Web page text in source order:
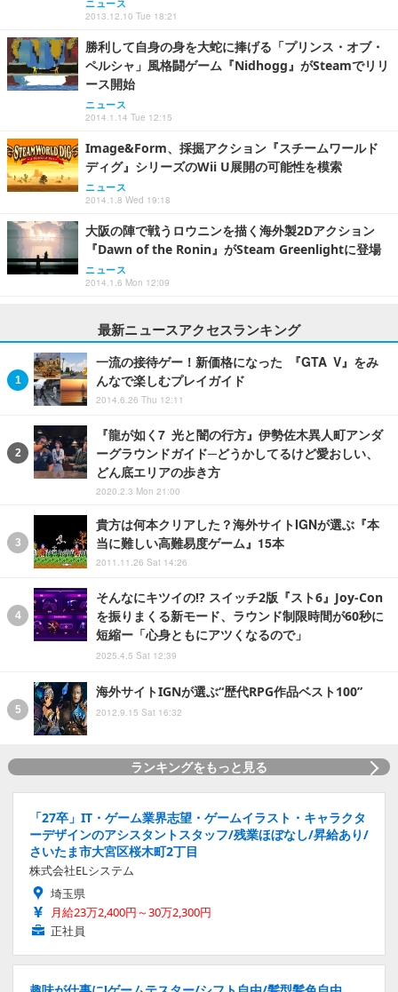
ニュース
2013.12.10 Tue 18:21
勝利して自身の身を大蛇に捧げる「プリンス・オブ・
ペルシャ」風格闘ゲーム『Nidhogg』がSteamでリリ
ース開始
ニュース
2014.1.14 Tue 12:15
Image&Form、採掘アクション『スチームワールド
ディグ』シリーズのWii U展開の可能性を模索
ニュース
2014.1.8 Wed 19:18
大阪の陣で戦うロウニンを描く海外製2Dアクション
『Dawn of the Ronin』がSteam Greenlightに登場
ニュース
2014.1.6 Mon 12:09
最新ニュースアクセスランキング
一流の接待ゲー！新価格になった 『GTA V』をみ
んなで楽しむプレイガイド
2014.6.26 Thu 12:11
『龍が如く7 光と闇の行方』伊勢佐木異人町アンダ
ーグラウンドガイド─どうかしてるけど愛おしい、
どん底エリアの歩き方
2020.2.3 Mon 21:00
貴方は何本クリアした？海外サイトIGNが選ぶ『本
当に難しい高難易度ゲーム』15本
2011.11.26 Sat 14:26
そんなにキツイの!? スイッチ2版『スト6』Joy-Con
を振りまくる新モード、ラウンド制限時間が60秒に
短縮ー「心身ともにアツくなるので」
2025.4.5 Sat 12:39
海外サイトIGNが選ぶ“歴代RPG作品ベスト100”
2012.9.15 Sat 16:32
ランキングをもっと見る
「27卒」IT・ゲーム業界志望・ゲームイラスト・キャラクタ
ーデザインのアシスタントスタッフ/残業ほぼなし/昇給あり/
さいたま市大宮区桜木町2丁目
株式会社ELシステム
埼玉県
月給23万2,400円～30万2,300円
正社員